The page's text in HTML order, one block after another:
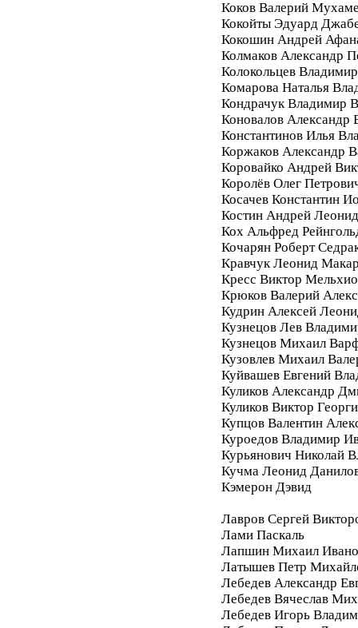
Коков Валерий
Кокойты Эдуард
Кокошин Андрей
Колмаков Александр
Колокольцев
Комарова Наталья
Кондрачук Владимир
Коновалов Александр
Константинов Илья
Коржаков Александр
Коровайко Андрей
Королёв Олег
Косачев Константин
Костин Андрей
Кох Альфред
Кочарян Роберт
Кравчук Леонид
Кресс Виктор
Крюков Валерий
Кудрин Алексей
Кузнецов Лев
Кузнецов Михаил
Кузовлев Михаил
Куйвашев Евгений
Куликов Александр
Куликов Виктор
Купцов Валентин
Куроедов Владимир
Курьянович Николай
Кучма Леонид
Кэмерон Дэвид
Лавров Сергей
Лами Паскаль
Лапшин Михаил
Латышев Петр
Лебедев Александр
Лебедев Вячеслав
Лебедев Игорь